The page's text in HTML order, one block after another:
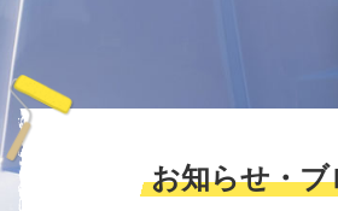
お知らせ・ブ